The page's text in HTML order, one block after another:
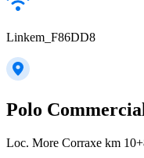
Linkem_F86DD8
Polo
Loc. More Corraxe km